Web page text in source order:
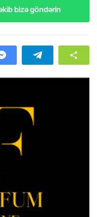
bizə göndərin